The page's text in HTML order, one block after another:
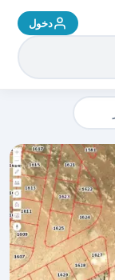
دخول